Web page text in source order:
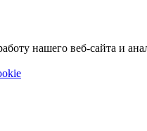
нашего веб-сайта и